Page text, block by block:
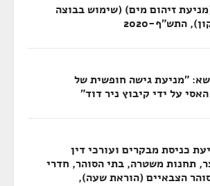
זיהום מים) (שימוש בבוצה
התש"ף-2020
"מניעת גישה חופשית של
על ידי קיבוץ ניר דוד"
כניסת מבקרים ועורכי דין
תחנות משטרה, בתי הסוהר, חדרי
הצבאיים (הוראת שעה),